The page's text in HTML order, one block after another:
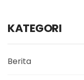
KATEGORI
Berita